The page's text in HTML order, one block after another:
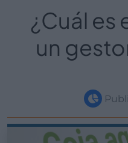
¿Cuál es
un